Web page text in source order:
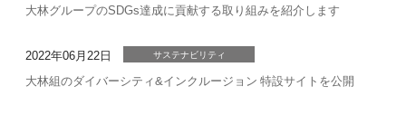
大林グループのSDGs達成に貢献する取り組みを紹介します
2022年06月22日 サステナビリティ
大林組のダイバーシティ&インクルージョン 特設サイトを公開